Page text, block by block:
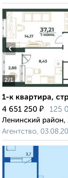
2/1
‹
1-к квартира,
4 651 250 ₽ 125
Ленинский
Агентство,